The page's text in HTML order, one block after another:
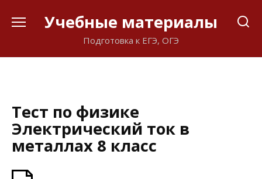
Учебные материалы
Подготовка к ЕГЭ, ОГЭ
Тест по физике
Электрический ток в
металлах 8 класс